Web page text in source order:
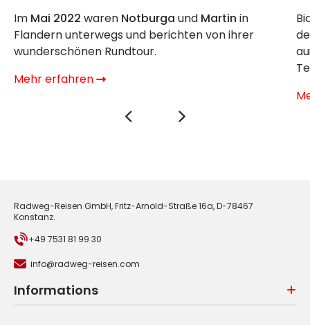
Im Mai 2022 waren Notburga und Martin in
Flandern unterwegs und berichten von ihrer
wunderschönen Rundtour.
Mehr erfahren
Radweg-Reisen GmbH, Fritz-Arnold-Straße 16a, D-78467
Konstanz.
+49 7531 81 99 30
info@radweg-reisen.com
Informations